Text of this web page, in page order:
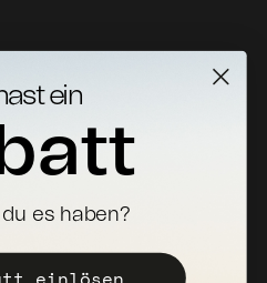
ein
es haben?